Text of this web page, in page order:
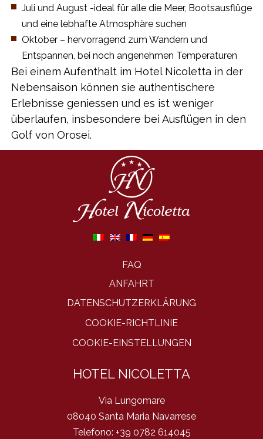
​Juli und August -ideal für alle die Meer, Bootsausflüge
und eine lebhafte Atmosphäre suchen
​Oktober – hervorragend zum Wandern und
Entspannen, bei noch angenehmen Temperaturen
​Bei einem Aufenthalt im Hotel Nicoletta in der
Nebensaison können sie authentischere
Erlebnisse geniessen und es ist weniger
überlaufen, insbesondere bei Ausflügen in den
Golf von Orosei.
FAQ
ANFAHRT
DATENSCHUTZERKLÄRUNG
COOKIE-RICHTLINIE
COOKIE-EINSTELLUNGEN
HOTEL NICOLETTA
Via Lungomare
08040 Santa Maria Navarrese
Telefono: +39 0782 614045